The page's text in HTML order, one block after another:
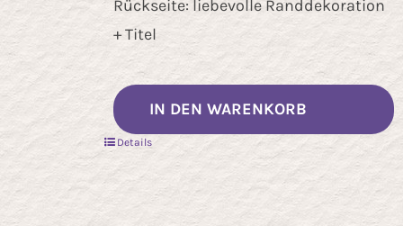
Rückseite: liebevolle Randdekoration
+ Titel
IN DEN WARENKORB
Details